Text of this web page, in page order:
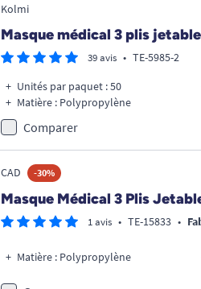
Kolmi
Masque médical 3 plis
39 avis • TE-5985-2
Unités par paquet : 50
Matière : Polypropylène
Comparer
CAD -30%
Masque Médical 3 Plis
1 avis • TE-15833 •
Matière : Polypropylène